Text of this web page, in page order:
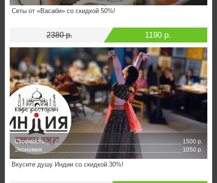
Сеты от «Васаби» со скидкой 50%!
2380 р. 1190 р.
Стоимость
1500 р.
Экономия
1050 р.
Вкусите душу Индии со скидкой 30%!